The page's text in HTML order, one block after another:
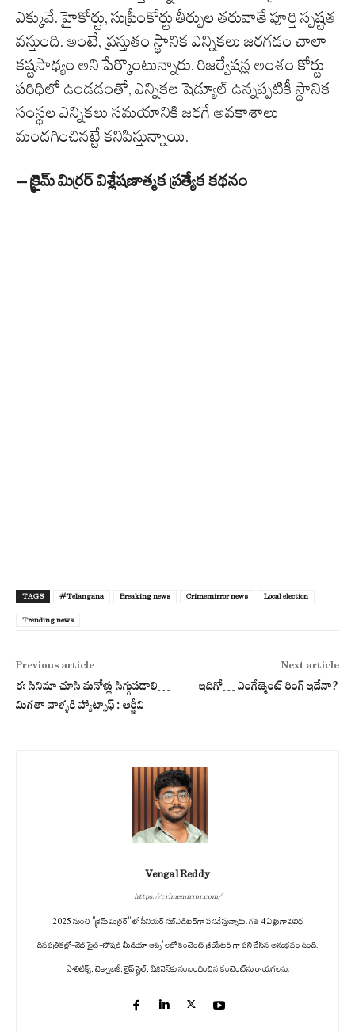
ఎక్కువే. హైకోర్టు, సుప్రీంకోర్టు తీర్పుల తరువాతే పూర్తి స్పష్టత
వస్తుంది. అంటే, ప్రస్తుతం స్థానిక ఎన్నికలు జరగడం చాలా
కష్టసాధ్యం అని పేర్కొంటున్నారు. రిజర్వేషన్ల అంశం కోర్టు
పరిధిలో ఉండడంతో, ఎన్నికల షెడ్యూల్ ఉన్నప్పటికీ స్థానిక
సంస్థల ఎన్నికలు సమయానికి జరగే అవకాశాలు
మందగించినట్టే కనిపిస్తున్నాయి.
– క్రైమ్ మిర్రర్ విశ్లేషణాత్మక ప్రత్యేక కథనం
TAGS #Telangana Breaking news Crimemirror news Local election
Trending news
Previous article
ఈ సినిమా చూసి మనోళ్లు సిగ్గుపడాలి…
మిగతా వాళ్ళకి హ్యాట్సాఫ్ : ఆర్జీవి
Next article
ఇదిగో… ఎంగేజ్మెంట్ రింగ్ ఇదేనా?
Vengal Reddy
https://crimemirror.com/
2025 నుంచి "క్రైమ్ మిర్రర్" లో సీనియర్ సబ్‌ఎడిటర్‌గా పనిచేస్తున్నారు. గత 4 ఏళ్లుగా వివిధ
దినపత్రికల్లో-వెబ్ సైట్-సోషల్ మీడియా ఆప్స్' లలో కంటెంట్ క్రియేటర్ గా పని చేసిన అనుభవం ఉంది.
పాలిటిక్స్‌, టెక్నాలజీ, లైఫ్‌ స్టైల్‌, బిజినెస్‌కు సంబంధించిన కంటెంట్‌ను రాయగలను.